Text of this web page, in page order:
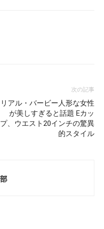
次の記事
リアル・バービー人形な女性
が美しすぎると話題 Eカッ
プ、ウエスト20インチの驚異
的スタイル